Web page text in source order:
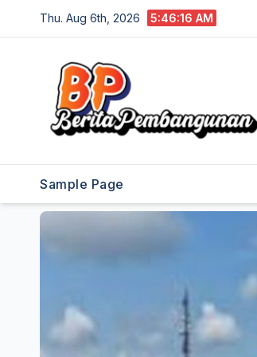
to
Thu. Aug 6th, 2026 5:46:17 AM
Sample Page